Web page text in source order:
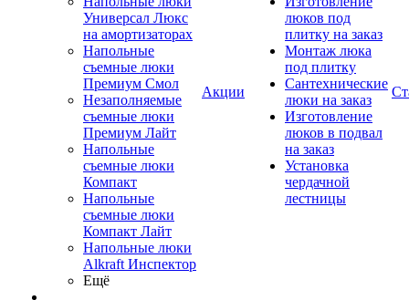
Универсал Люкс
на амортизаторах
Напольные
съемные люки
Премиум Смол
Незаполняемые
съемные люки
Премиум Лайт
Напольные
съемные люки
Компакт
Напольные
съемные люки
Компакт Лайт
Напольные люки
Alkraft Инспектор
Ещё
Акции
люков под
плитку на заказ
Монтаж люка
под плитку
Сантехнические
люки на заказ
Изготовление
люков в подвал
на заказ
Установка
чердачной
лестницы